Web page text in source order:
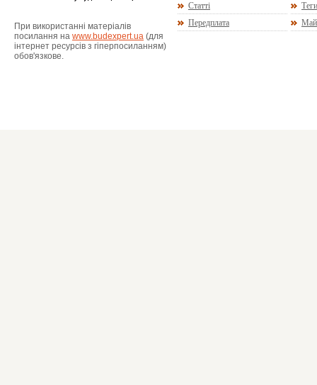
При використанні матеріалів
посилання на www.budexpert.ua (для
інтернет ресурсів з гіперпосиланням)
обов'язкове.
Статті
Теги
Передплата